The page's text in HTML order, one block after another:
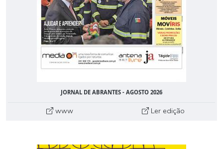
JORNAL DE ABRANTES - AGOSTO 2026
www Ler edição